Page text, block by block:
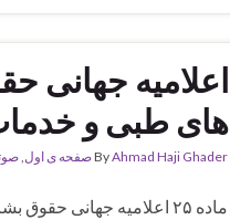
های طبی و
ByAhmad Haji صفحه ی اول
شرحی بر ماده ۲۵ اعلامیه